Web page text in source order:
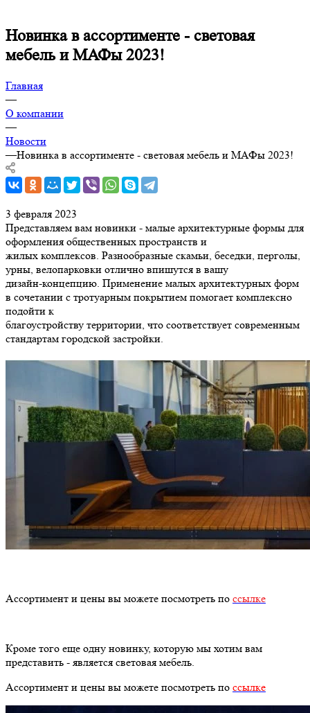
Новинка в ассортименте - световая
мебель и МАФы 2023!
Главная
—
О компании
—
Новости
—Новинка в ассортименте - световая мебель и МАФы 2023!
3 февраля 2023
Представляем вам новинки - малые архитектурные формы для
оформления общественных пространств и
жилых комплексов. Разнообразные скамьи, беседки, перголы,
урны, велопарковки отлично впишутся в вашу
дизайн-концепцию. Применение малых архитектурных форм
в сочетании с тротуарным покрытием помогает комплексно
подойти к
благоустройству территории, что соответствует современным
стандартам городской застройки.
Ассортимент и цены вы можете посмотреть по ссылке
Кроме того еще одну новинку, которую мы хотим вам
представить - является световая мебель.
Ассортимент и цены вы можете посмотреть по ссылке